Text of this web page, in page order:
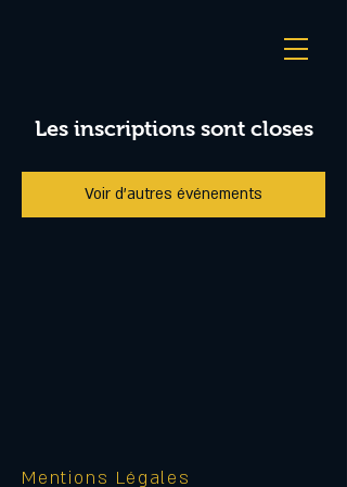
Les inscriptions sont closes
Voir d'autres événements
Mentions Légales